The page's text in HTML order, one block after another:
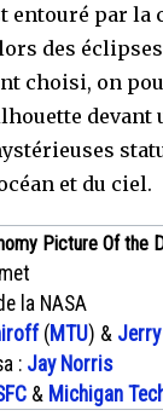
entouré par la
des
choisi, on
devant
et du ciel.
Picture Of the
la NASA
(MTU) & Jerry
: Jay Norris
& Michigan